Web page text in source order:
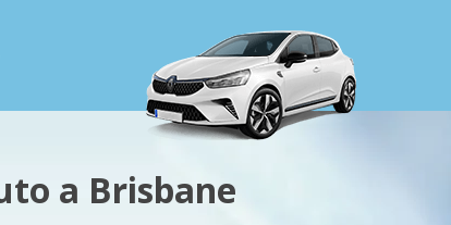
a Brisbane